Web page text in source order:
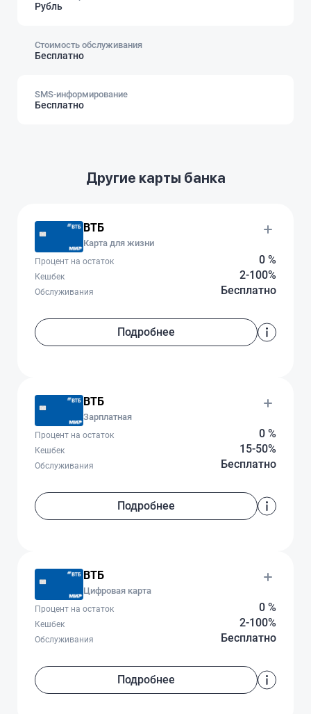
Рубль
Стоимость обслуживания
Бесплатно
SMS-информирование
Бесплатно
Другие карты банка
ВТБ
Карта для жизни
0 %
Процент на остаток
2-100%
Кешбек
Бесплатно
Обслуживания
Подробнее
ВТБ
Зарплатная
0 %
Процент на остаток
15-50%
Кешбек
Бесплатно
Обслуживания
Подробнее
ВТБ
Цифровая карта
0 %
Процент на остаток
2-100%
Кешбек
Бесплатно
Обслуживания
Подробнее